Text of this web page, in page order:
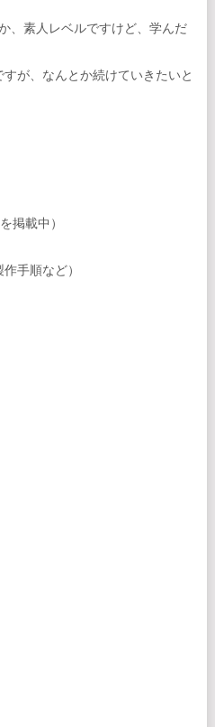
、素人レベルですけど、学んだ
が、なんとか続けていきたいと
掲載中）
手順など）